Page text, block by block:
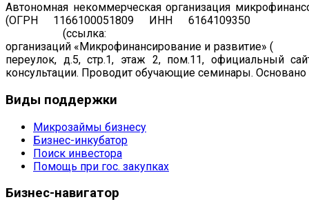
Автономная некоммерческая организация
(ОГРН 1166100051809 ИНН 6164109350
(ссылка:
организаций «Микрофинансирование и развитие» (рег.
переулок, д.5, стр.1, этаж 2, пом.11, официальный
консультации. Проводит обучающие семинары. Основано
Виды поддержки
Микрозаймы бизнесу
Бизнес-инкубатор
Поиск инвестора
Помощь при гос. закупках
Бизнес-навигатор